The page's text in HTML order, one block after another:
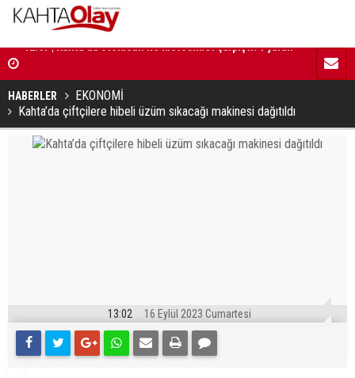
incelemelerde bulundu
12:01 |
HABERLER
EKONOMİ
Kahta’da çiftçilere hibeli üzüm sıkacağı makinesi dağıtıldı
13:02 16 Eylül 2023 Cumartesi